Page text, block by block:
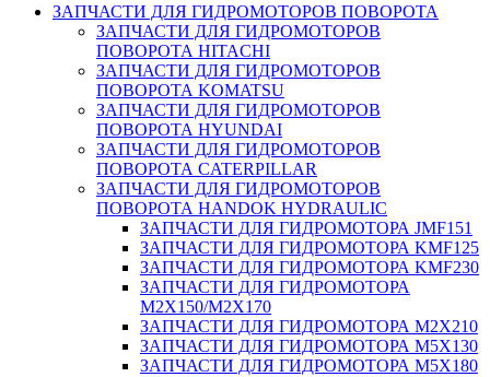
ЗАПЧАСТИ ДЛЯ ГИДРОМОТОРОВ ПОВОРОТА
ЗАПЧАСТИ ДЛЯ ГИДРОМОТОРОВ
ПОВОРОТА HITACHI
ЗАПЧАСТИ ДЛЯ ГИДРОМОТОРОВ
ПОВОРОТА KOMATSU
ЗАПЧАСТИ ДЛЯ ГИДРОМОТОРОВ
ПОВОРОТА HYUNDAI
ЗАПЧАСТИ ДЛЯ ГИДРОМОТОРОВ
ПОВОРОТА CATERPILLAR
ЗАПЧАСТИ ДЛЯ ГИДРОМОТОРОВ
ПОВОРОТА HANDOK HYDRAULIC
ЗАПЧАСТИ ДЛЯ ГИДРОМОТОРА JMF151
ЗАПЧАСТИ ДЛЯ ГИДРОМОТОРА KMF125
ЗАПЧАСТИ ДЛЯ ГИДРОМОТОРА KMF230
ЗАПЧАСТИ ДЛЯ ГИДРОМОТОРА
M2X150/M2X170
ЗАПЧАСТИ ДЛЯ ГИДРОМОТОРА M2X210
ЗАПЧАСТИ ДЛЯ ГИДРОМОТОРА M5X130
ЗАПЧАСТИ ДЛЯ ГИДРОМОТОРА M5X180